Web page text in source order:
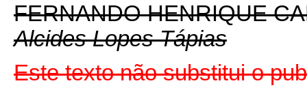
FERNANDO HENRIQUE
Alcides Lopes Tápias
Este texto não substitui o